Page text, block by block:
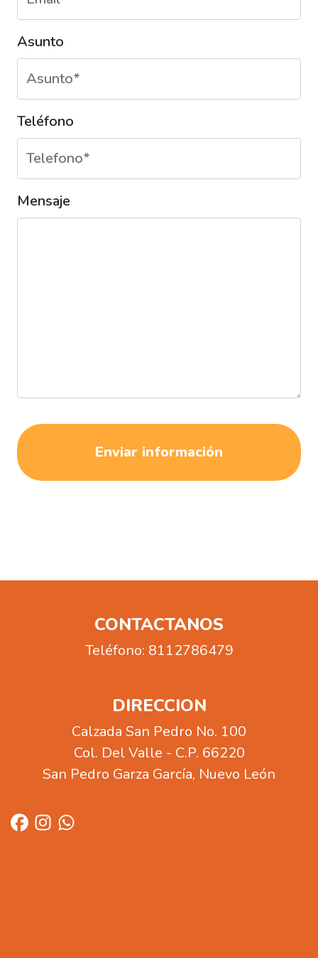
Asunto
Teléfono
Mensaje
Enviar información
CONTACTANOS
Teléfono: 8112786479
DIRECCION
Calzada San Pedro No. 100
Col. Del Valle - C.P. 66220
San Pedro Garza García, Nuevo León